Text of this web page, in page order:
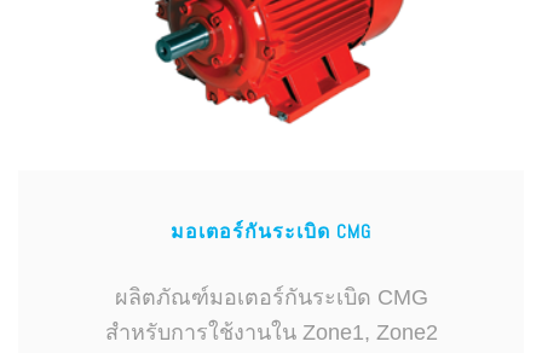
มอเตอร์กันระเบิด CMG
ผลิตภัณฑ์มอเตอร์กันระเบิด CMG
สำหรับการใช้งานใน Zone1, Zone2